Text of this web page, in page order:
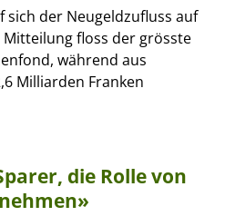
der Neugeldzufluss auf
floss der grösste
während aus
Milliarden Franken
die Rolle von